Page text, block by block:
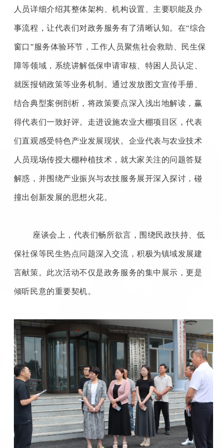
人员详细介绍其整体架构、机构设置、主要职能及办
事流程，让代表们对政务服务有了清晰认知。在“综合
窗口”服务体验环节，工作人员聚焦社会救助、民生保
障等领域，系统讲解低保申请审核、特困人员认定、
就医报销政策等业务机制。通过发放图文宣传手册、
结合典型案例剖析，将政策要点深入浅出地解读，赢
得代表们一致好评。走进设施农业大棚项目区，代表
们直观感受特色产业发展现状。企业代表与农业技术
人员现场传授大棚种植技术，就大家关注的问题答疑
解惑，并围绕产业振兴与农技服务展开深入探讨，碰
撞出创新发展的思想火花。
座谈会上，代表们畅所欲言，围绕民政扶持、低
保社保等民生热点问题深入交流，积极为镇域发展建
言献策。此次活动不仅是政务服务的集中展示，更是
倾听民意的重要契机。